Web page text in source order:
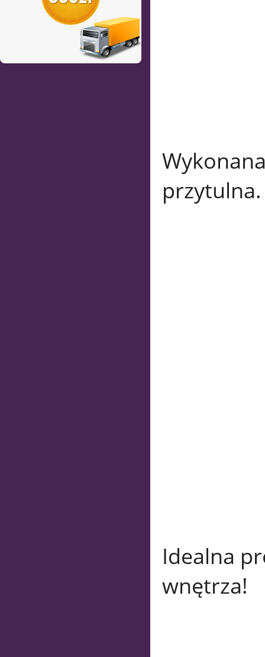
przytulna.
Idealna
wnętrza!